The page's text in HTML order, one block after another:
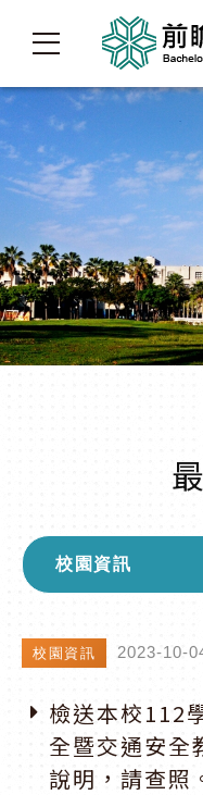
校園資訊
校園資訊 2023-10-
檢送本校112
全暨交通安全
說明，請查照